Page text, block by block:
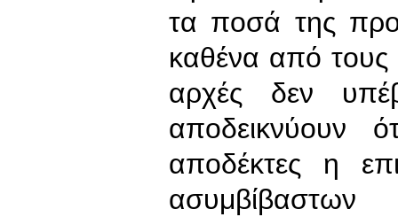
τα ποσά της
καθένα από τους
αρχές δεν
αποδεικνύουν
αποδέκτες η